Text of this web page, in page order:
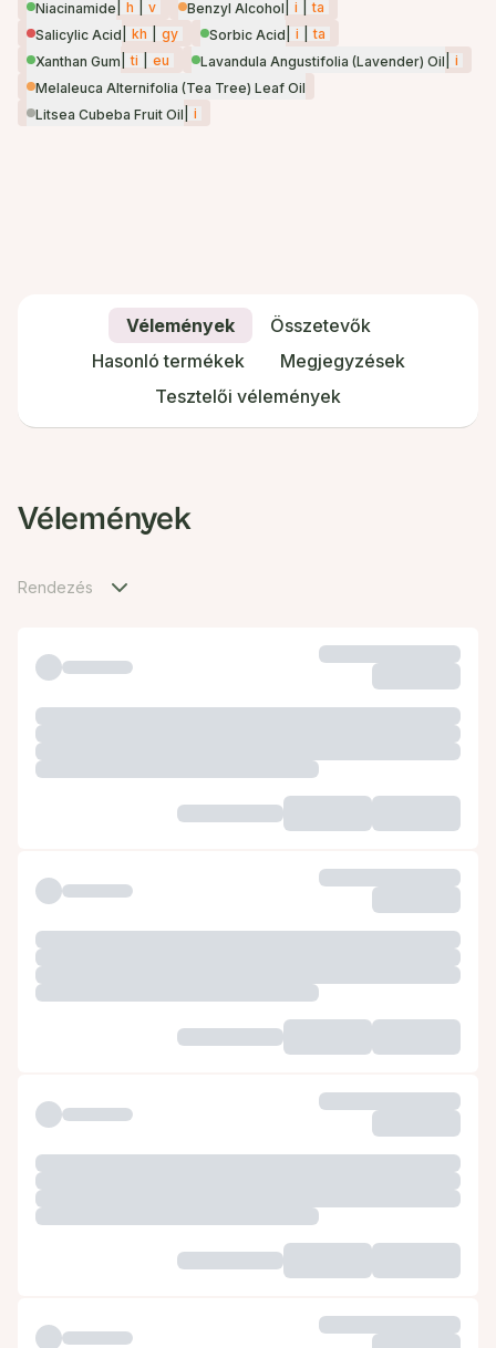
Niacinamide
h v Benzyl Alcohol i
ta
Salicylic Acid
kh gy Sorbic Acid i
ta
Xanthan Gum
ti eu Lavandula Angustifolia (Lavender) Oil
i
Melaleuca Alternifolia (Tea Tree) Leaf Oil
Litsea Cubeba Fruit Oil
i
Vélemények
Összetevők
Hasonló termékek
Megjegyzések
Tesztelői vélemények
Vélemények
Rendezés